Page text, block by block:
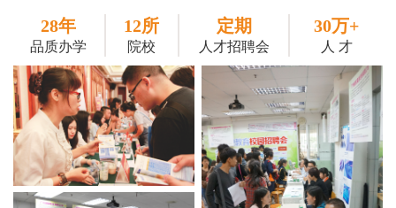
28年
品质办学
12所
院校
定期
人才招聘会
30万+
人 才